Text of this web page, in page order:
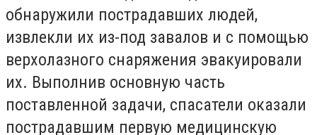
обнаружили пострадавших людей,
извлекли их из-под завалов и с помощью
верхолазного снаряжения эвакуировали
их. Выполнив основную часть
поставленной задачи, спасатели оказали
пострадавшим первую медицинскую